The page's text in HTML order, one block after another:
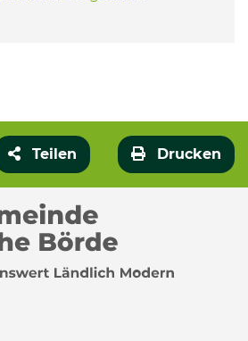
Teilen Drucken